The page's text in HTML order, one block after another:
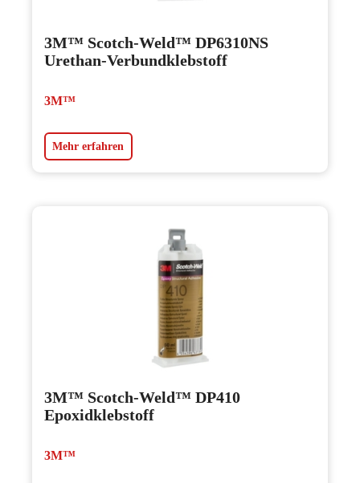
3M™ Scotch-Weld™ DP6310NS
Urethan-Verbundklebstoff
3M™
Mehr erfahren
3M™ Scotch-Weld™ DP410
Epoxidklebstoff
3M™